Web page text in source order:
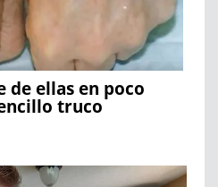
de ellas en poco
truco